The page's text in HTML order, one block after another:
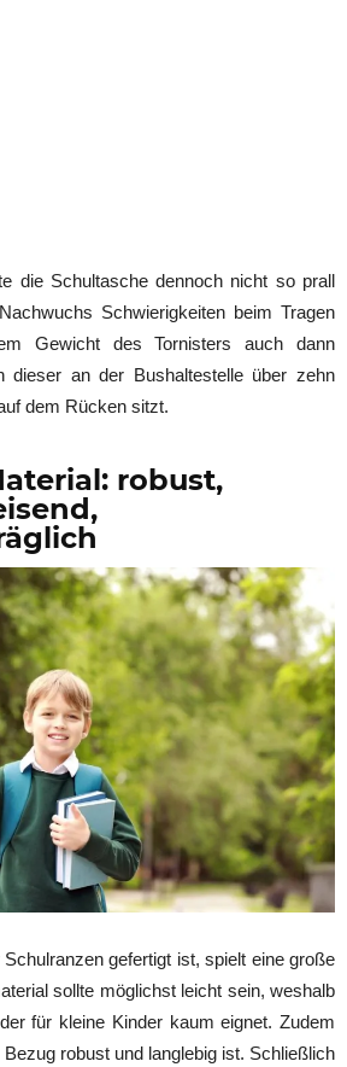
die Schultasche dennoch nicht so prall
Schwierigkeiten beim Tragen
Gewicht des Tornisters auch dann
dieser an der Bushaltestelle über zehn
dem Rücken sitzt.
robust,
gefertigt ist, spielt eine große
sollte möglichst leicht sein, weshalb
für kleine Kinder kaum eignet. Zudem
robust und langlebig ist. Schließlich